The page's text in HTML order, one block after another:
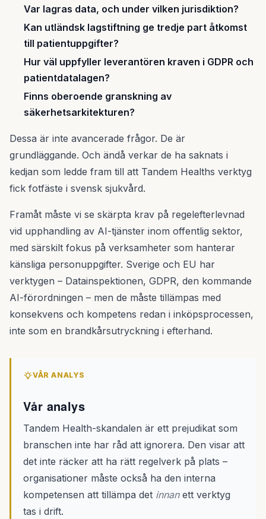
Var lagras data, och under vilken jurisdiktion?
Kan utländsk lagstiftning ge tredje part åtkomst
till patientuppgifter?
Hur väl uppfyller leverantören kraven i GDPR och
patientdatalagen?
Finns oberoende granskning av
säkerhetsarkitekturen?
Dessa är inte avancerade frågor. De är
grundläggande. Och ändå verkar de ha saknats i
kedjan som ledde fram till att Tandem Healths verktyg
fick fotfäste i svensk sjukvård.
Framåt måste vi se skärpta krav på regelefterlevnad
vid upphandling av AI-tjänster inom offentlig sektor,
med särskilt fokus på verksamheter som hanterar
känsliga personuppgifter. Sverige och EU har
verktygen – Datainspektionen, GDPR, den kommande
AI-förordningen – men de måste tillämpas med
konsekvens och kompetens redan i inköpsprocessen,
inte som en brandkårsutryckning i efterhand.
VÅR ANALYS
Vår analys
Tandem Health-skandalen är ett prejudikat som
branschen inte har råd att ignorera. Den visar att
det inte räcker att ha rätt regelverk på plats –
organisationer måste också ha den interna
kompetensen att tillämpa det innanett verktyg
tas i drift.